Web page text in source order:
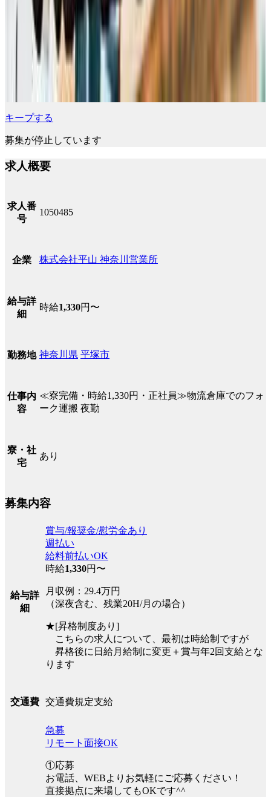
キープする
募集が停止しています
求人概要
求人番
号
1050485
企業 株式会社平山 神奈川営業所
給与詳
細
時給1,330円〜
勤務地 神奈川県 平塚市
仕事内
容
≪寮完備・時給1,330円・正社員≫物流倉庫でのフォ
ーク運搬 夜勤
寮・社
宅
あり
募集内容
給与詳
細
賞与/報奨金/慰労金あり
週払い
給料前払いOK
時給1,330円〜
月収例：29.4万円
（深夜含む、残業20H/月の場合）
★[昇格制度あり]
こちらの求人について、最初は時給制ですが
昇格後に日給月給制に変更＋賞与年2回支給とな
ります
交通費 交通費規定支給
急募
リモート面接OK
①応募
お電話、WEBよりお気軽にご応募ください！
直接拠点に来場してもOKです^^